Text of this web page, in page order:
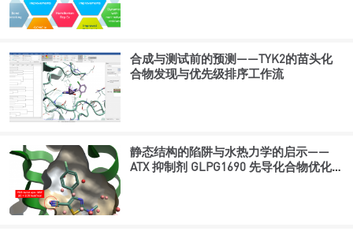
合成与测试前的预测——TYK2的苗头化
合物发现与优先级排序工作流
静态结构的陷阱与水热力学的启示——
ATX 抑制剂 GLPG1690 先导化合物优化回